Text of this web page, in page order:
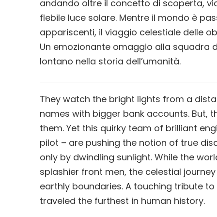
andando oltre il concetto di scoperta,
flebile luce solare. Mentre il mondo è
appariscenti, il viaggio celestiale delle
Un emozionante omaggio alla squadra
lontano nella storia dell’umanità.
They watch the bright lights from a
names with bigger bank accounts. But,
them. Yet this quirky team of brilliant
pilot – are pushing the notion of true
only by dwindling sunlight. While the
splashier front men, the celestial
earthly boundaries. A touching tribute
traveled the furthest in human history.